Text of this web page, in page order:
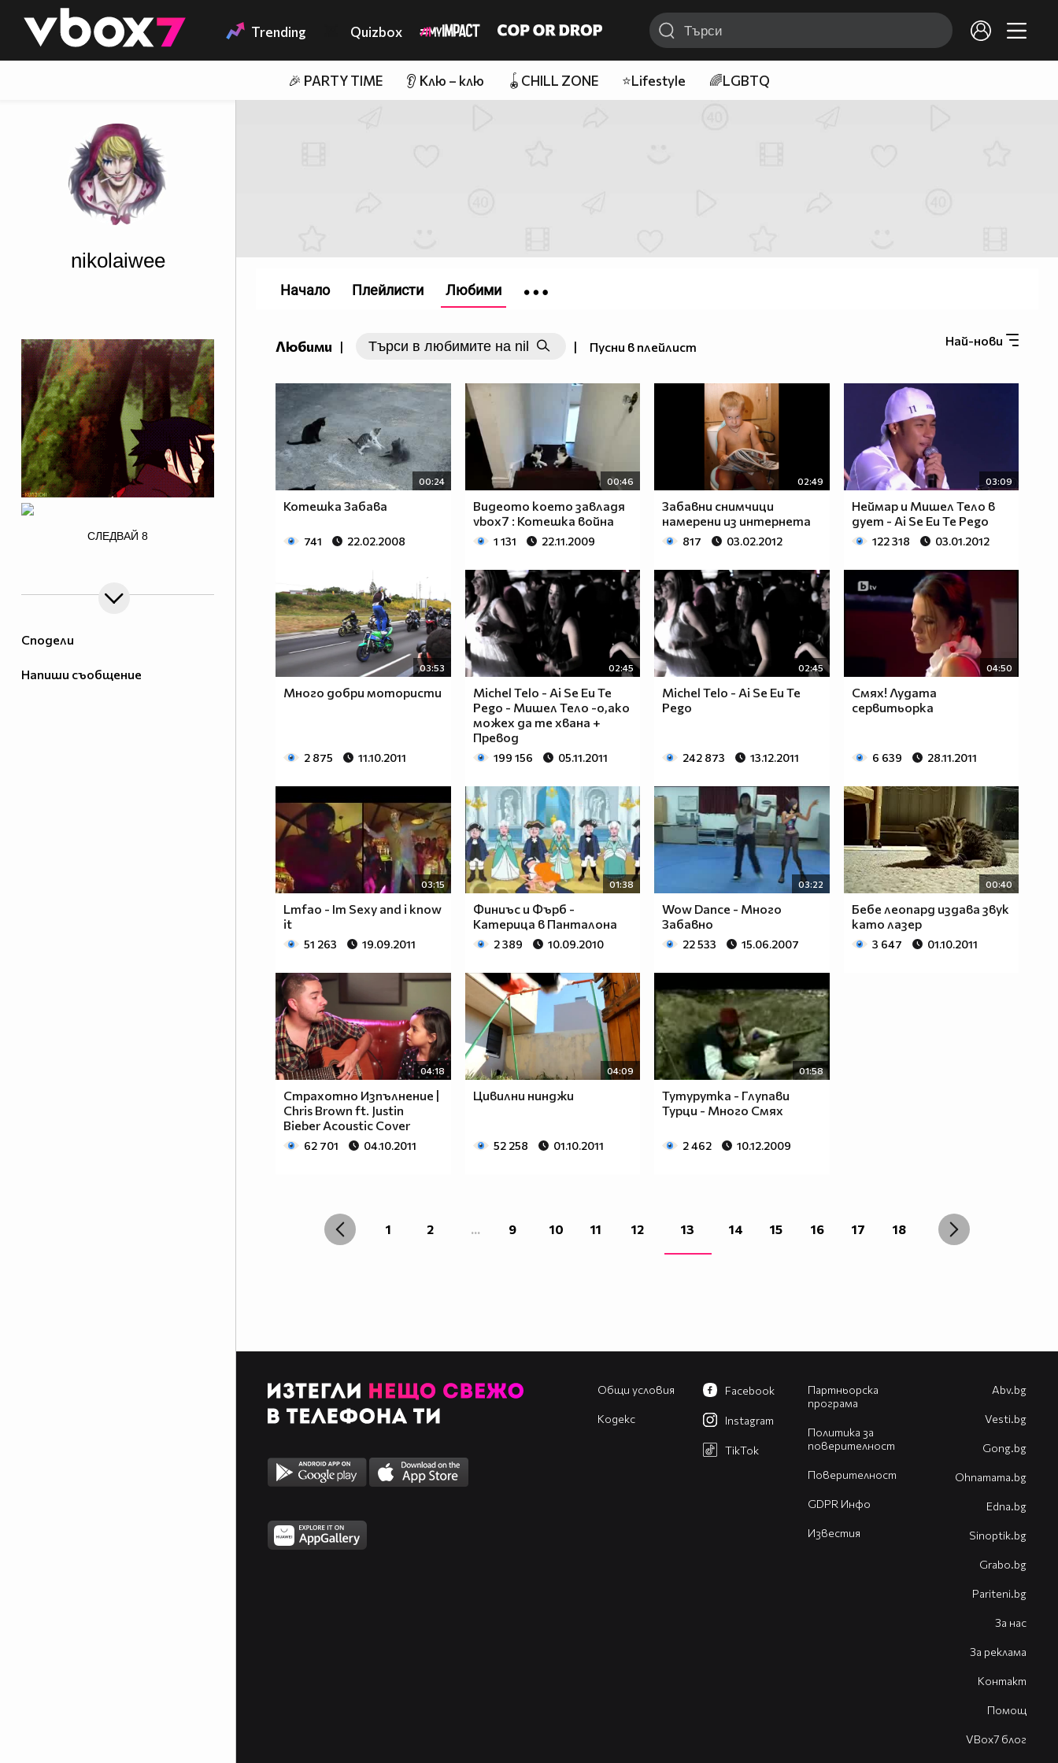
👾 Trending Quizbox
🎉 PARTY TIME 👂 Клю – клю 🪀CHILL ZONE ⭐Lifestyle 🌈LGBTQ
Сподели
Напиши съобщение
nikolaiwee
СЛЕДВАЙ 8
Любими | | Пусни в плейлист Най-нови
00:24
Котешка Забава
741 22.02.2008
00:46
Видеото което завладя
vbox7 : Котешка война
1 131 22.11.2009
02:49
Забавни снимчици
намерени из интернета
817 03.02.2012
03:09
Неймар и Мишел Тело в
дует - Ai Se Eu Te Pego
122 318 03.01.2012
03:53
Много добри мотористи
2 875 11.10.2011
02:45
Michel Telo - Ai Se Eu Te
Pego - Мишел Тело -о,ако
можех да те хвана +
Превод
199 156 05.11.2011
02:45
Michel Telo - Ai Se Eu Te
Pego
242 873 13.12.2011
04:50
Смях! Лудата
сервитьорка
6 639 28.11.2011
03:15
Lmfao - Im Sexy and i know
it
51 263 19.09.2011
01:38
Финиъс и Фърб -
Катерица в Панталона
2 389 10.09.2010
03:22
Wow Dance - Много
Забавно
22 533 15.06.2007
00:40
Бебе леопард издава звук
като лазер
3 647 01.10.2011
04:18
Страхотно Изпълнение |
Chris Brown ft. Justin
Bieber Acoustic Cover
62 701 04.10.2011
04:09
Цивилни нинджи
52 258 01.10.2011
01:58
Тутурутка - Глупави
Турци - Много Смях
2 462 10.12.2009
1 2 ... 9 10 11 12 13 14 15 16 17 18
Начало Плейлисти Любими
Общи условия
Кодекс
Партньорска
програма
Политика за
поверителност
Поверителност
GDPR Инфо
Известия
Facebook
Instagram
TikTok
Abv.bg
Vesti.bg
Gong.bg
Оhnamama.bg
Edna.bg
Sinoptik.bg
Grabo.bg
Pariteni.bg
За нас
За реклама
Контакт
Помощ
VBox7 блог